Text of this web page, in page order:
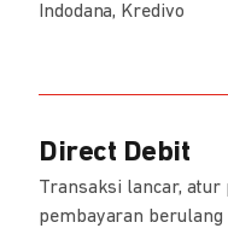
Indodana, Kredivo
Direct Debit
Transaksi lancar,
pembayaran berulang